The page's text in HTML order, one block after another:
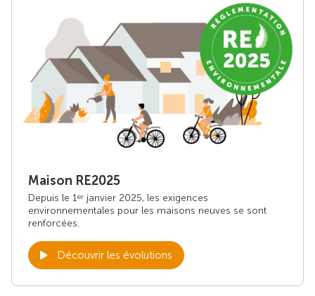
Maison RE2025
Depuis le 1er janvier 2025, les exigences
environnementales pour les maisons neuves se sont
renforcées.
Découvrir les évolutions